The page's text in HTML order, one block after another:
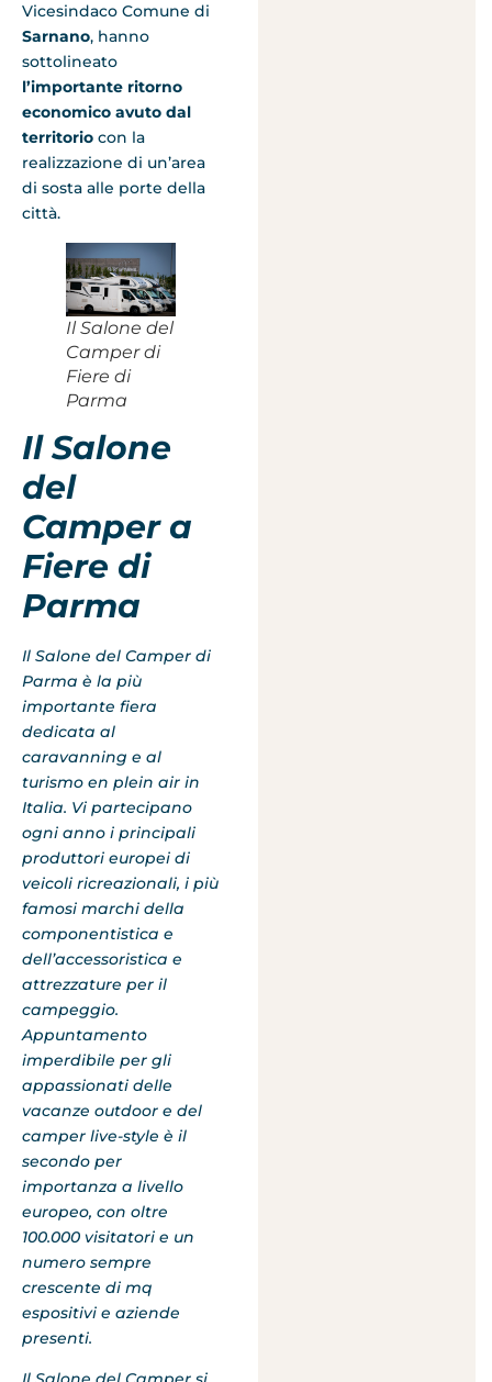
Vicesindaco Comune di
Sarnano, hanno
sottolineato
l’importante ritorno
economico avuto dal
territorio con la
realizzazione di un’area
di sosta alle porte della
città.
Il Salone del
Camper di
Fiere di
Parma
Il Salone
del
Camper a
Fiere di
Parma
Il Salone del Camper di
Parma è la più
importante fiera
dedicata al
caravanning e al
turismo en plein air in
Italia. Vi partecipano
ogni anno i principali
produttori europei di
veicoli ricreazionali, i più
famosi marchi della
componentistica e
dell’accessoristica e
attrezzature per il
campeggio.
Appuntamento
imperdibile per gli
appassionati delle
vacanze outdoor e del
camper live-style è il
secondo per
importanza a livello
europeo, con oltre
100.000 visitatori e un
numero sempre
crescente di mq
espositivi e aziende
presenti.